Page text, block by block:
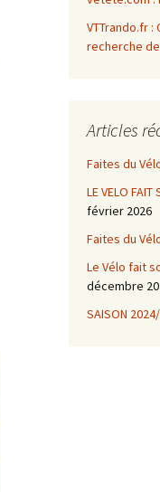
VTTrando.fr
recherche de
Articles
Faites du
LE VELO
février 2026
Faites du
Le Vélo fait
décembre
SAISON